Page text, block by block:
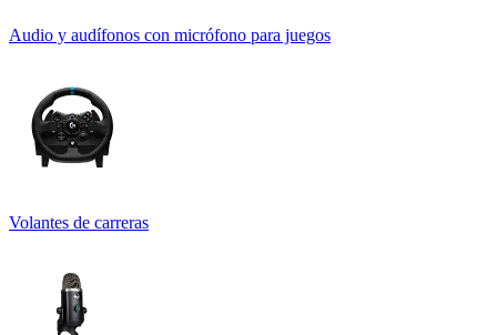
Audio y audífonos con micrófono para juegos
Volantes de carreras